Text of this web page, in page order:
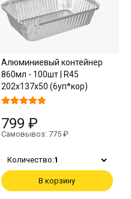
Алюминиевый контейнер
860мл - 100шт | R45
202х137х50 (6уп*кор)
799 ₽
Самовывоз: 775 ₽
Количество:1
В корзину